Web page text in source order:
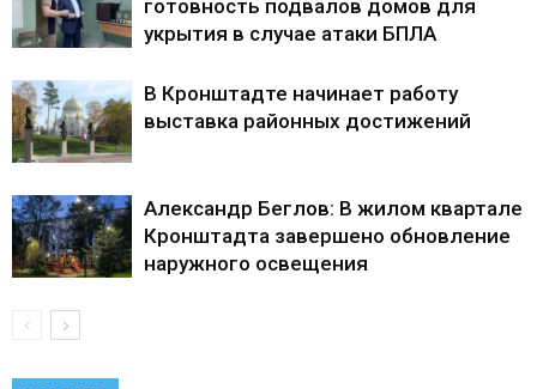
готовность подвалов домов для
укрытия в случае атаки БПЛА
В Кронштадте начинает работу
выставка районных достижений
Александр Беглов: В жилом квартале
Кронштадта завершено обновление
наружного освещения